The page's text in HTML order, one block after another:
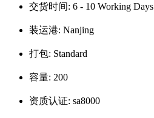
交货时间: 6 - 10 Working Days
装运港: Nanjing
打包: Standard
容量: 200
资质认证: sa8000